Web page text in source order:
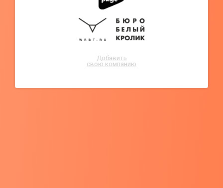
Добавить
свою компанию